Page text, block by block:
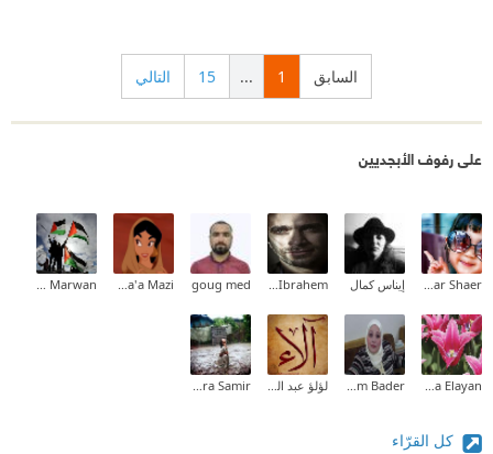
السابق 1
...
15 التالي
على رفوف الأبجديين
Abrar Shaer إيناس كمال Mustafa Zidan Ibrahem
goug med
Hana'a Mazi
Ahlam Marwan
Randa Elayan
Reem Bader لؤلؤ عبد الرحمن Mora Samir
كل القرّاء